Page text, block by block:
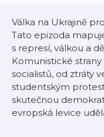
Válka na Ukrajině
Tato epizoda
s represí, válkou a
Komunistické
socialistů, od ztráty
studentským
skutečnou
evropská levice